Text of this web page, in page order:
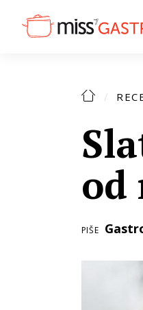
od
PIŠE